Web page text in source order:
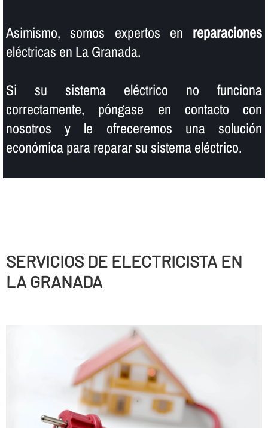
Asimismo, somos expertos en reparaciones
eléctricas en La Granada.
Si su sistema eléctrico no funciona
correctamente, póngase en contacto con
nosotros y le ofreceremos una solución
económica para reparar su sistema eléctrico.
SERVICIOS DE ELECTRICISTA EN
LA GRANADA